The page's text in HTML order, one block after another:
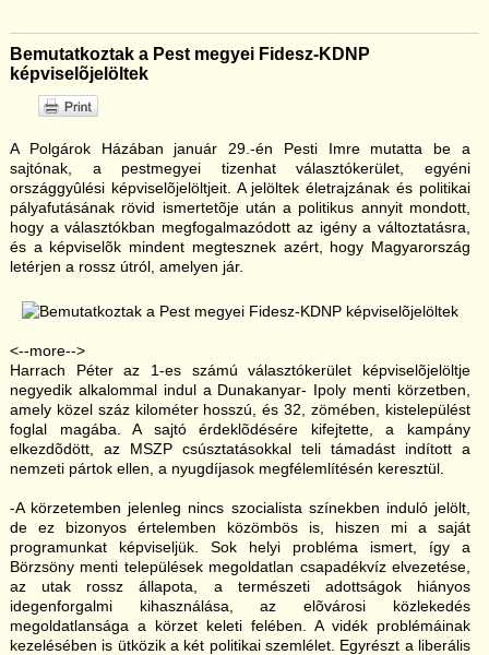
Bemutatkoztak a Pest megyei Fidesz-KDNP
képviselõjelöltek
A Polgárok Házában január 29.-én Pesti Imre mutatta be a
sajtónak, a pestmegyei tizenhat választókerület, egyéni
országgyûlési képviselõjelöltjeit. A jelöltek életrajzának és politikai
pályafutásának rövid ismertetõje után a politikus annyit mondott,
hogy a választókban megfogalmazódott az igény a változtatásra,
és a képviselõk mindent megtesznek azért, hogy Magyarország
letérjen a rossz útról, amelyen jár.
<--more-->
Harrach Péter az 1-es számú választókerület képviselõjelöltje
negyedik alkalommal indul a Dunakanyar- Ipoly menti körzetben,
amely közel száz kilométer hosszú, és 32, zömében, kistelepülést
foglal magába. A sajtó érdeklõdésére kifejtette, a kampány
elkezdõdött, az MSZP csúsztatásokkal teli támadást indított a
nemzeti pártok ellen, a nyugdíjasok megfélemlítésén keresztül.
-A körzetemben jelenleg nincs szocialista színekben induló jelölt,
de ez bizonyos értelemben közömbös is, hiszen mi a saját
programunkat képviseljük. Sok helyi probléma ismert, így a
Börzsöny menti települések megoldatlan csapadékvíz elvezetése,
az utak rossz állapota, a természeti adottságok hiányos
idegenforgalmi kihasználása, az elõvárosi közlekedés
megoldatlansága a körzet keleti felében. A vidék problémáinak
kezelésében is ütközik a két politikai szemlélet. Egyrészt a liberális